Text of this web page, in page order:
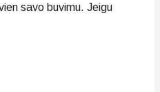
savo buvimu. Jeigu